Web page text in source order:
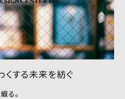
くする未来を紡ぐ
る。